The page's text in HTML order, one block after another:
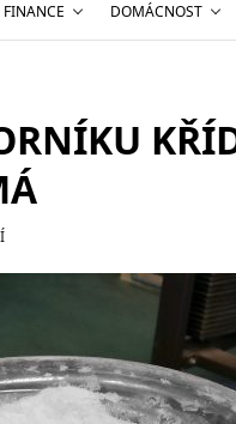
FINANCE DOMÁCNOST